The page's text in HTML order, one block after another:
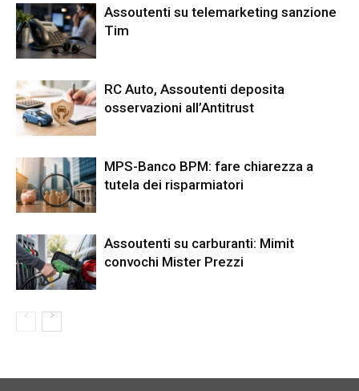
Assoutenti su telemarketing sanzione
Tim
RC Auto, Assoutenti deposita
osservazioni all’Antitrust
MPS-Banco BPM: fare chiarezza a
tutela dei risparmiatori
Assoutenti su carburanti: Mimit
convochi Mister Prezzi